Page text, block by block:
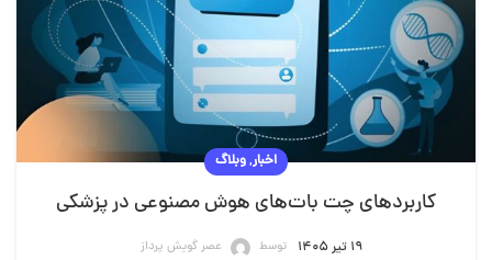
اخبار,وبلاگ
کاربردهای چت بات‌های هوش مصنوعی در پزشکی
۱۹ تیر ۱۴۰۵ توسط عصر گویش پرداز